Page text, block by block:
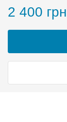
2 400 грн